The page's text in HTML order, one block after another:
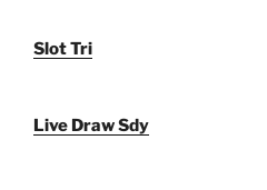
Slot Tri
Live Draw Sdy